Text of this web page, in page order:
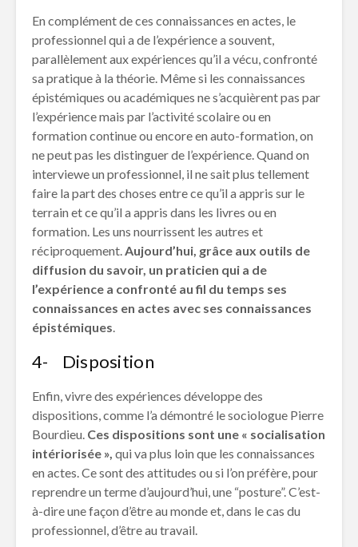
En complément de ces connaissances en actes, le
professionnel qui a de l’expérience a souvent,
parallèlement aux expériences qu’il a vécu, confronté
sa pratique à la théorie. Même si les connaissances
épistémiques ou académiques ne s’acquièrent pas par
l’expérience mais par l’activité scolaire ou en
formation continue ou encore en auto-formation, on
ne peut pas les distinguer de l’expérience. Quand on
interviewe un professionnel, il ne sait plus tellement
faire la part des choses entre ce qu’il a appris sur le
terrain et ce qu’il a appris dans les livres ou en
formation. Les uns nourrissent les autres et
réciproquement.Aujourd’hui, grâce aux outils de
diffusion du savoir, un praticien qui a de
l’expérience a confronté au fil du temps ses
connaissances en actes avec ses connaissances
épistémiques.
4- Disposition
Enfin, vivre des expériences développe des
dispositions, comme l’a démontré le sociologue Pierre
Bourdieu. Ces dispositions sont une « socialisation
intériorisée », qui va plus loin que les connaissances
en actes. Ce sont des attitudes ou si l’on préfère, pour
reprendre un terme d’aujourd’hui, une “posture”. C’est-
à-dire une façon d’être au monde et, dans le cas du
professionnel, d’être au travail.